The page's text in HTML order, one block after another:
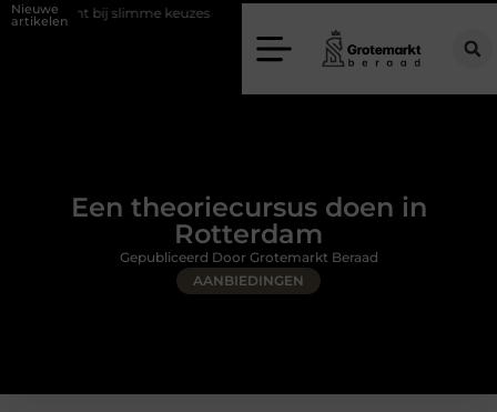
Nieuwe
artikelen
slimme keuzes Waarom kiezen voor een rijschool in Utrecht?
Een theoriecursus doen in
Rotterdam
AANBIEDINGEN
Gepubliceerd Door Grotemarkt Beraad